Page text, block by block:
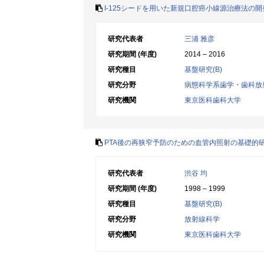
I-125シードを用いた新規口腔癌小線源治療法の開
研究代表者
三浦 雅彦
研究期間 (年度)
2014 – 2016
研究種目
基盤研究(B)
研究分野
病態科学系歯学・歯科放
研究機関
東京医科歯科大学
PTA後の再狭窄予防のための血管内照射の基礎的
研究代表者
渋谷 均
研究期間 (年度)
1998 – 1999
研究種目
基盤研究(B)
研究分野
放射線科学
研究機関
東京医科歯科大学